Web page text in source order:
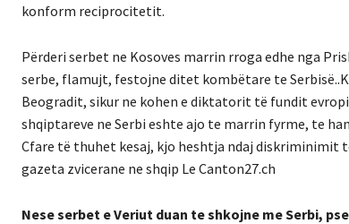
konform reciprocitetit.
Përderi serbet ne Kosoves marrin rroga edhe nga
serbe, flamujt, festojne ditet kombëtare te
Beogradit, sikur ne kohen e diktatorit të fundit
shqiptareve ne Serbi eshte ajo te marrin fyrme, te
Cfare të thuhet kesaj, kjo heshtja ndaj diskriminimit
gazeta zvicerane ne shqip Le Canton27.ch
Nese serbet e Veriut duan te shkojne me Serbi,